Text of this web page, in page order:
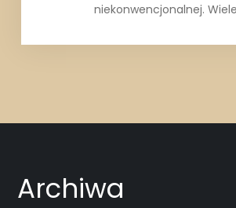
niekonwencjonalnej.
Archiwa